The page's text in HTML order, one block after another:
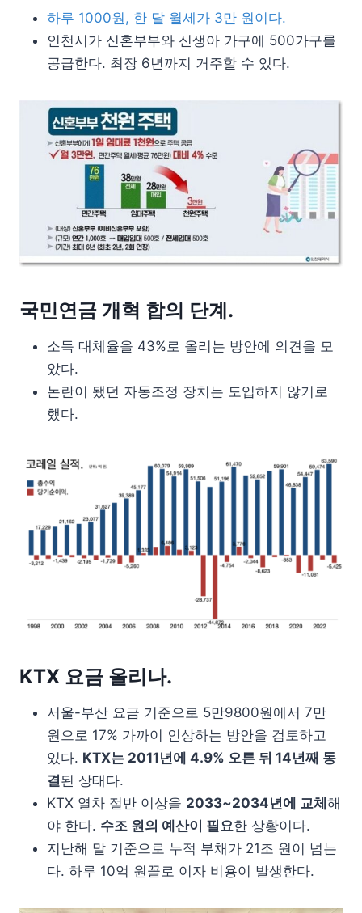
하루 1000원, 한 달 월세가 3만 원이다.
인천시가 신혼부부와 신생아 가구에 500가구를
공급한다. 최장 6년까지 거주할 수 있다.
국민연금 개혁 합의 단계.
소득 대체율을 43%로 올리는 방안에 의견을 모
았다.
논란이 됐던 자동조정 장치는 도입하지 않기로
했다.
KTX 요금 올리나.
서울-부산 요금 기준으로 5만9800원에서 7만
원으로 17% 가까이 인상하는 방안을 검토하고
있다. KTX는 2011년에 4.9% 오른 뒤 14년째 동
결된 상태다.
KTX 열차 절반 이상을 2033~2034년에 교체 해
야 한다. 수조 원의 예산이 필요한 상황이다.
지난해 말 기준으로 누적 부채가 21조 원이 넘는
다. 하루 10억 원꼴로 이자 비용이 발생한다.